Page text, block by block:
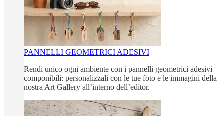
PANNELLI GEOMETRICI ADESIVI
Rendi unico ogni ambiente con i pannelli geometrici adesivi
componibili: personalizzali con le tue foto e le immagini della
nostra Art Gallery all’interno dell’editor.